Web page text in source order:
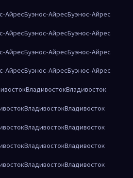
АйресБуэнос-АйресБуэнос-Айрес
АйресБуэнос-АйресБуэнос-Айрес
АйресБуэнос-АйресБуэнос-Айрес
АйресБуэнос-АйресБуэнос-Айрес
ВладивостокВладивосток
ВладивостокВладивосток
ВладивостокВладивосток
ВладивостокВладивосток
ВладивостокВладивосток